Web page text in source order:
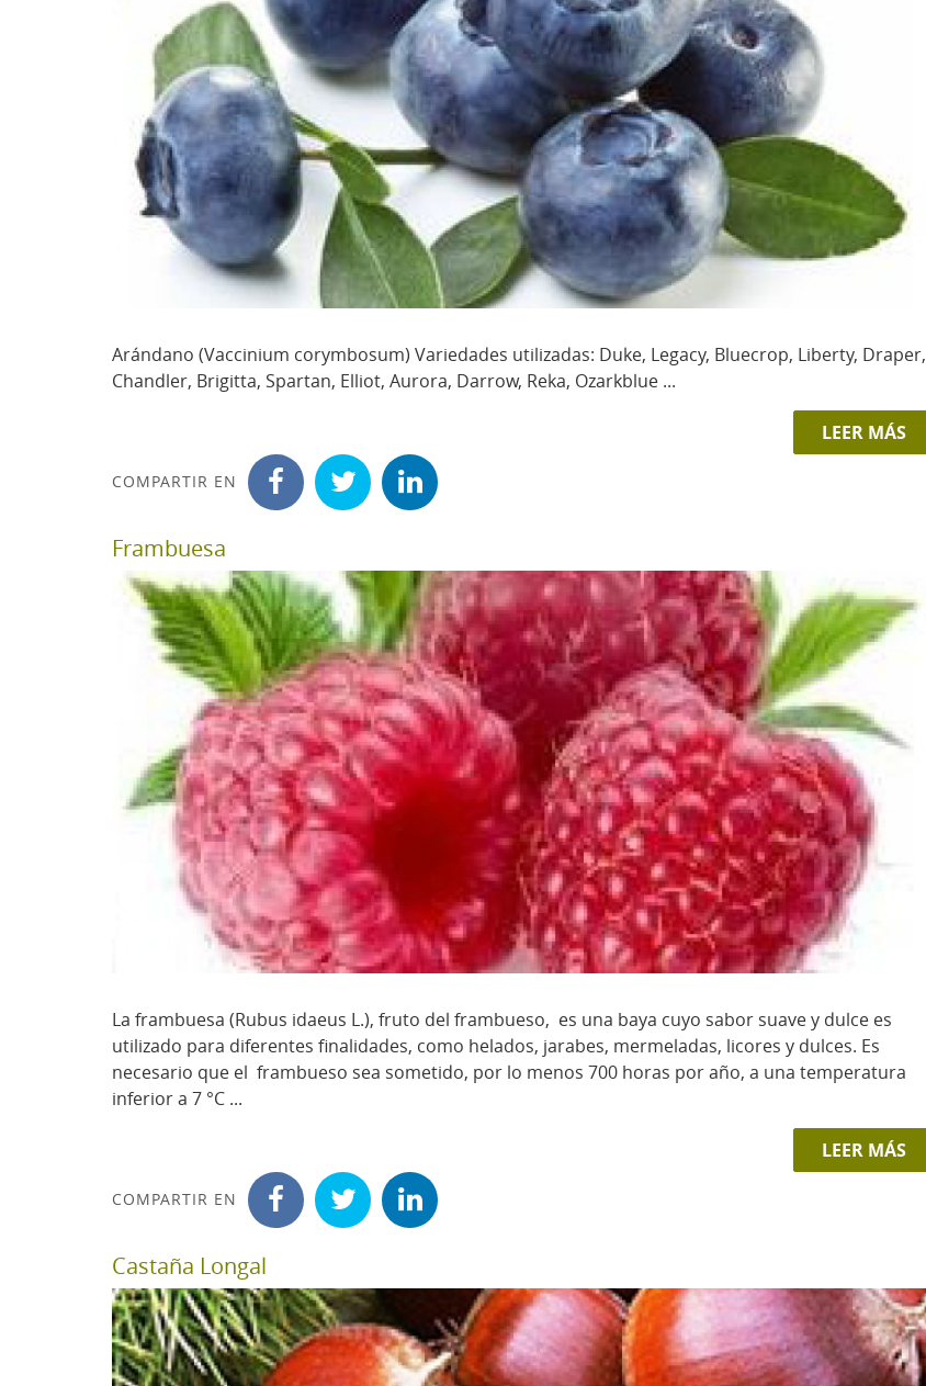
Arándano (Vaccinium corymbosum) Variedades utilizadas: Duke, Legacy, Bluecrop, Liberty, Draper,
Chandler, Brigitta, Spartan, Elliot, Aurora, Darrow, Reka, Ozarkblue ...
LEER MÁS
COMPARTIR EN
Frambuesa
La frambuesa (Rubus idaeus L.), fruto del frambueso, es una baya cuyo sabor suave y dulce es
utilizado para diferentes finalidades, como helados, jarabes, mermeladas, licores y dulces. Es
necesario que el frambueso sea sometido, por lo menos 700 horas por año, a una temperatura
inferior a 7 °C ...
LEER MÁS
COMPARTIR EN
Castaña Longal